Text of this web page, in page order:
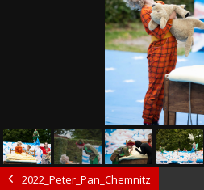
2022_Peter_Pan_Chemnitz